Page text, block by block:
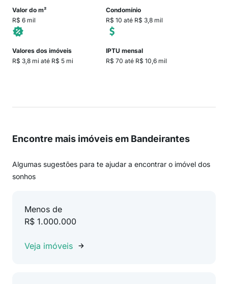
Valor do m²
R$ 6 mil
Condomínio
R$ 10 até R$ 3,8 mil
Valores dos imóveis
R$ 3,8 mi até R$ 5 mi
IPTU mensal
R$ 70 até R$ 10,6 mil
Encontre mais imóveis em Bandeirantes
Algumas sugestões para te ajudar a encontrar o imóvel dos
sonhos
Menos de
R$ 1.000.000
Veja imóveis